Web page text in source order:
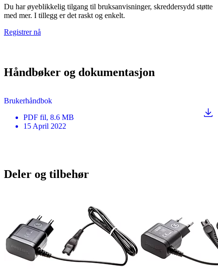
Du har øyeblikkelig tilgang til bruksanvisninger, skreddersydd støtte
med mer. I tillegg er det raskt og enkelt.
Registrer nå
Håndbøker og dokumentasjon
Brukerhåndbok
PDF fil, 8.6 MB
15 April 2022
Deler og tilbehør